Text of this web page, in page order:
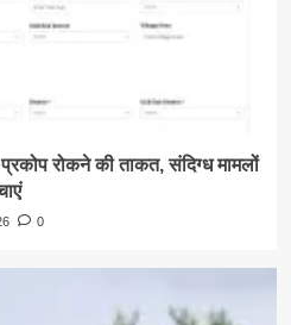
रोकने की ताकत, संदिग्ध मामलों
0